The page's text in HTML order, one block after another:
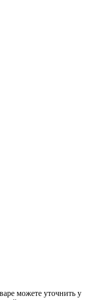
можете уточнить у